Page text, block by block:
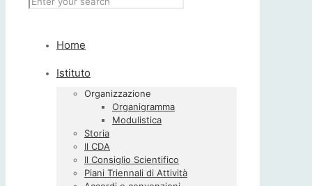
Home
Istituto
Organizzazione
Organigramma
Modulistica
Storia
Il CDA
Il Consiglio Scientifico
Piani Triennali di Attività